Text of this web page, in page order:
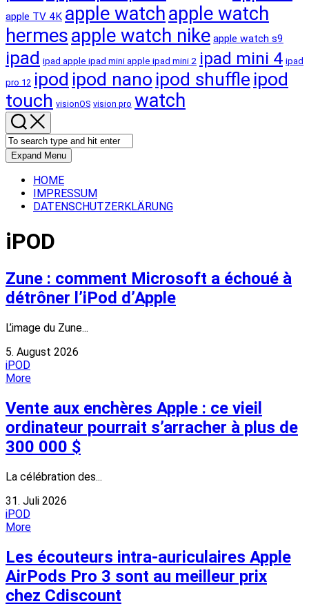
apple TV 4K apple watchapple watch
hermesapple watch nike apple watch s9
ipad ipad apple ipad mini apple ipad mini 2 ipad mini 4 ipad
pro 12 ipod ipod nano ipod shuffle ipod
touch visionOS vision pro watch
Expand Menu
HOME
IMPRESSUM
DATENSCHUTZERKLÄRUNG
iPOD
Zune : comment Microsoft a échoué à
détrôner l’iPod d’Apple
L’image du Zune...
5. August 2026
iPOD
More
Vente aux enchères Apple : ce vieil
ordinateur pourrait s’arracher à plus de
300 000 $
La célébration des...
31. Juli 2026
iPOD
More
Les écouteurs intra-auriculaires Apple
AirPods Pro 3 sont au meilleur prix
chez Cdiscount